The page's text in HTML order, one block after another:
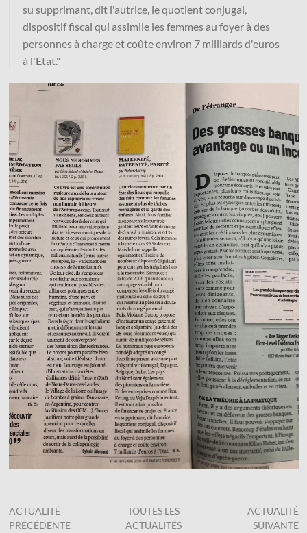
© Les Éditions du Faubourg 2026
42 rue Planchat 75020 Paris
Fondatrice :Sophie Caillat
CGV• Mentions légales
su supprimant, dit l'autrice, le quotient conjugal,
dispositif fiscal qui assimile les femmes au foyer à des
personnes à charge et coûte environ 7 milliards d'euros
à l'Etat."
ACTUALITÉ
PRÉCÉDENTE
TOUTES LES
ACTUALITÉS
ACTUALITÉ
SUIVANTE